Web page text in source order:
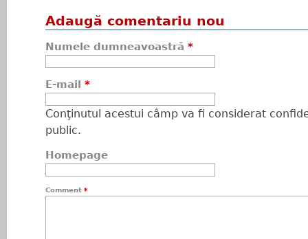
Adaugă comentariu nou
Numele dumneavoastră *
E-mail *
Conţinutul acestui câmp va fi considerat
public.
Homepage
Comment *